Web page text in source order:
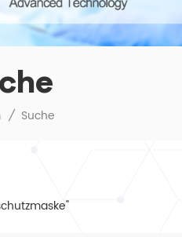
/ Suche